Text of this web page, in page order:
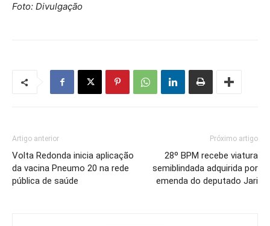
Foto: Divulgação
Artigo anterior
Volta Redonda inicia aplicação
da vacina Pneumo 20 na rede
pública de saúde
Próximo artigo
28º BPM recebe viatura
semiblindada adquirida por
emenda do deputado Jari